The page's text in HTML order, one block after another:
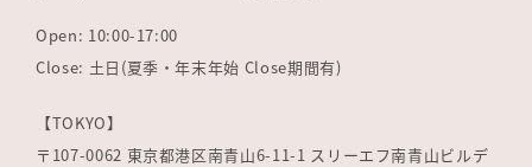
Open: 10:00-17:00
Close: 土日(夏季・年末年始 Close期間有)
【TOKYO】
〒107-0062 東京都港区南青山6-11-1 スリーエフ南青山ビルデ